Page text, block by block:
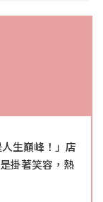
生巔峰！」店
掛著笑容，熱